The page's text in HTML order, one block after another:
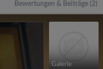
Bewertungen & Beiträge (2)
Galerie